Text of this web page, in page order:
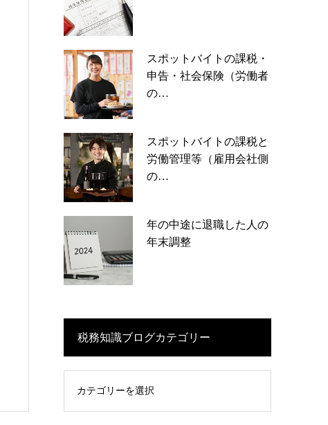
スポットバイトの課税・
申告・社会保険（労働者
の…
スポットバイトの課税と
労働管理等（雇用会社側
の…
年の中途に退職した人の
年末調整
税務知識ブログカテゴリー